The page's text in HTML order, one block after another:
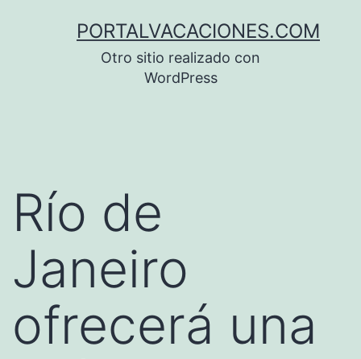
PORTALVACACIONES.COM
Otro sitio realizado con
WordPress
Río de
Janeiro
ofrecerá una